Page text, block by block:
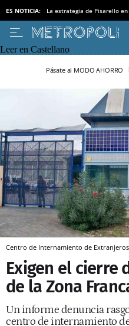
ES NOTICIA: La estrategia de Pisarello
Leer en Castellano
Pásate al MODO AHORRO
Centro de Internamiento de Extranjeros
Exigen el cierre
de la Zona
Un informe denuncia
centro de internamiento